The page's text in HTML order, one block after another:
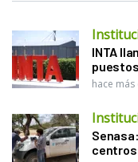
INTA
hace
centros